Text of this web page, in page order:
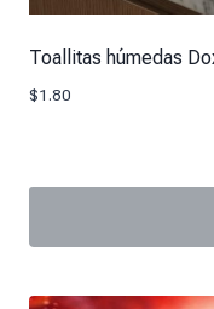
Toallitas húmedas
$1.80